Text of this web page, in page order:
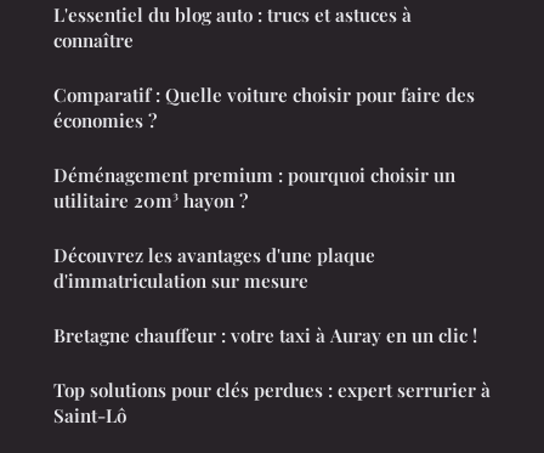
L'essentiel du blog auto : trucs et astuces à
connaître
Comparatif : Quelle voiture choisir pour faire des
économies ?
Déménagement premium : pourquoi choisir un
utilitaire 20m³ hayon ?
Découvrez les avantages d'une plaque
d'immatriculation sur mesure
Bretagne chauffeur : votre taxi à Auray en un clic !
Top solutions pour clés perdues : expert serrurier à
Saint-Lô